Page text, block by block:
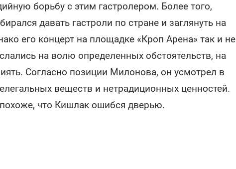
борьбу с этим гастролером. Более того,
давать гастроли по стране и заглянуть на
его концерт на площадке «Кроп Арена» так и не
на волю определенных обстоятельств, на
Согласно позиции Милонова, он усмотрел в
веществ и нетрадиционных ценностей.
что Кишлак ошибся дверью.